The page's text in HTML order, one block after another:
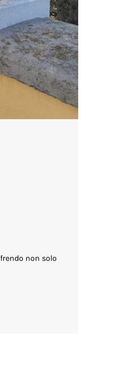
non solo